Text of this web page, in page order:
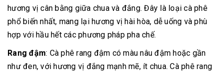
hương vị cân bằng giữa chua và đắng. Đây là loại cà phê
phổ biến nhất, mang lại hương vị hài hòa, dễ uống và phù
hợp với hầu hết các phương pháp pha chế.
Rang đậm: Cà phê rang đậm có màu nâu đậm hoặc gần
như đen, với hương vị đắng mạnh mẽ, ít chua. Cà phê rang